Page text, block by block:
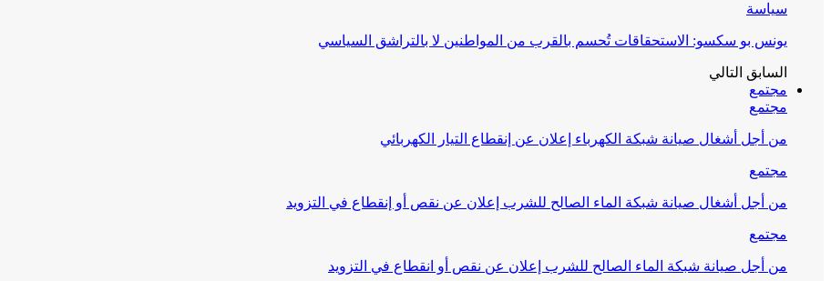
سياسة
يونس بو سكسو: الاستحقاقات تُحسم بالقرب من المواطنين لا بالتراشق السياسي
السابق التالي
مجتمع
مجتمع
من أجل أشغال صيانة شبكة الكهرباء إعلان عن إنقطاع التيار الكهربائي
مجتمع
من أجل أشغال صيانة شبكة الماء الصالح للشرب إعلان عن نقص أو إنقطاع في التزويد
مجتمع
من أجل صيانة شبكة الماء الصالح للشرب إعلان عن نقص أو انقطاع في التزويد